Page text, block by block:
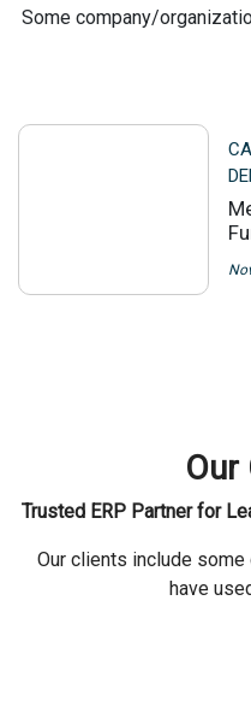
Some company/
Our
Trusted ERP Partner for
Our clients include
have